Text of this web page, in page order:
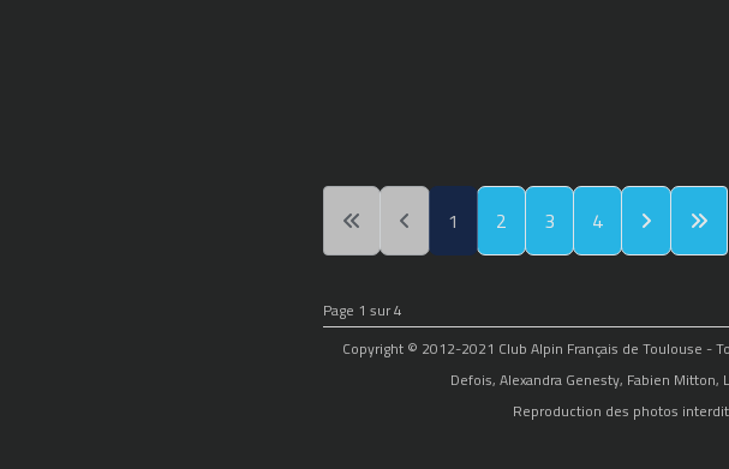
1 2 3 4
Page 1 sur 4
Copyright © 2012-2021 Club Alpin Français de Toulouse -
Defois, Alexandra Genesty, Fabien
Reproduction des photos